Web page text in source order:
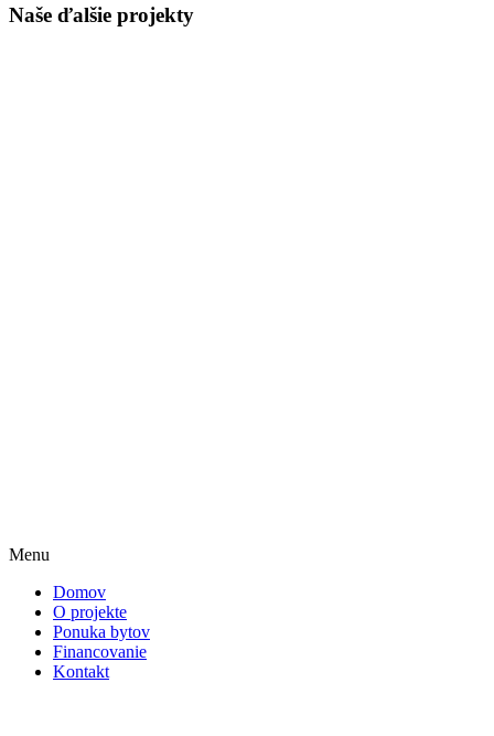
Naše ďalšie projekty
Menu
Domov
O projekte
Ponuka bytov
Financovanie
Kontakt